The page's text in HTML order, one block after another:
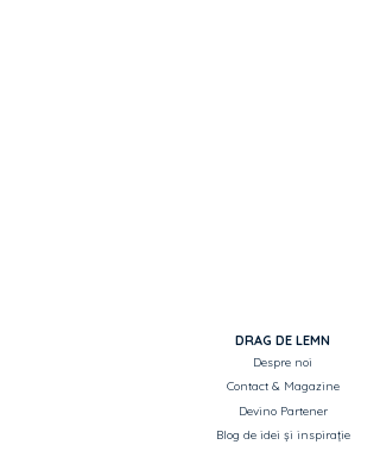
DRAG DE LEMN
Despre noi
Contact & Magazine
Devino Partener
Blog de idei și inspirație